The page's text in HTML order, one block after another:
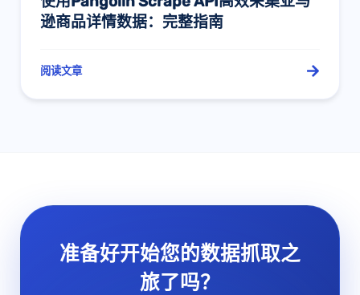
逊商品详情数据：完整指南
阅读文章
准备好开始您的数据抓取之
旅了吗？